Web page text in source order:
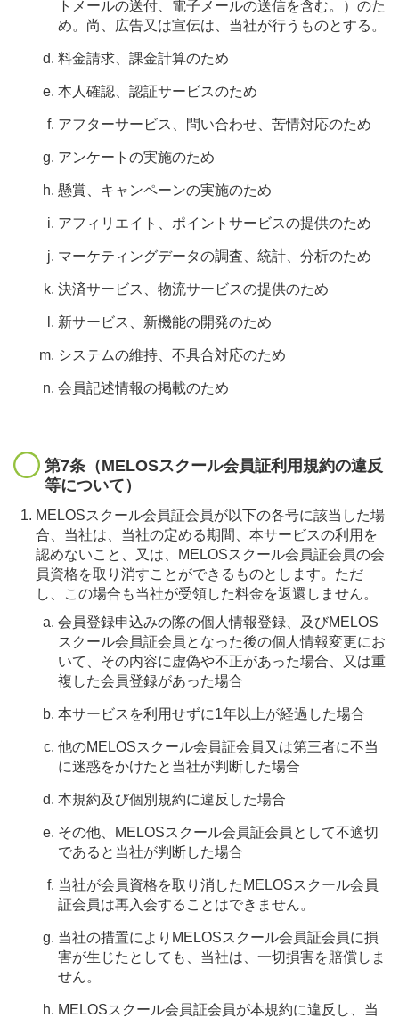
トメールの送付、電子メールの送信を含む。）のた
め。尚、広告又は宣伝は、当社が行うものとする。
料金請求、課金計算のため
本人確認、認証サービスのため
アフターサービス、問い合わせ、苦情対応のため
アンケートの実施のため
懸賞、キャンペーンの実施のため
アフィリエイト、ポイントサービスの提供のため
マーケティングデータの調査、統計、分析のため
決済サービス、物流サービスの提供のため
新サービス、新機能の開発のため
システムの維持、不具合対応のため
会員記述情報の掲載のため
第7条（MELOSスクール会員証利用規約の違反
等について）
MELOSスクール会員証会員が以下の各号に該当した場
合、当社は、当社の定める期間、本サービスの利用を
認めないこと、又は、MELOSスクール会員証会員の会
員資格を取り消すことができるものとします。ただ
し、この場合も当社が受領した料金を返還しません。
会員登録申込みの際の個人情報登録、及びMELOS
スクール会員証会員となった後の個人情報変更にお
いて、その内容に虚偽や不正があった場合、又は重
複した会員登録があった場合
本サービスを利用せずに1年以上が経過した場合
他のMELOSスクール会員証会員又は第三者に不当
に迷惑をかけたと当社が判断した場合
本規約及び個別規約に違反した場合
その他、MELOSスクール会員証会員として不適切
であると当社が判断した場合
当社が会員資格を取り消したMELOSスクール会員
証会員は再入会することはできません。
当社の措置によりMELOSスクール会員証会員に損
害が生じたとしても、当社は、一切損害を賠償しま
せん。
MELOSスクール会員証会員が本規約に違反し、当